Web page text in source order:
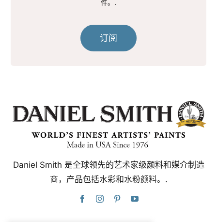
件。.
订阅
Daniel Smith 是全球领先的艺术家级颜料和媒介制造
商，产品包括水彩和水粉颜料。.